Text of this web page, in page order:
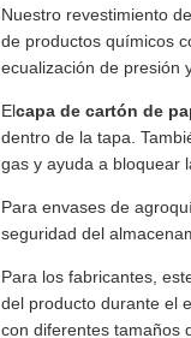
Nuestro revestimiento
de productos químicos
ecualización de presión
Elcapa de cartón de
dentro de la tapa.
gas y ayuda a bloquear
Para envases de
seguridad del
Para los fabricantes,
del producto durante el
con diferentes tamaños